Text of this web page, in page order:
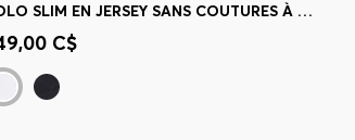
Achat rapide
taille)
POLO SLIM EN JERSEY SANS COUTURES À ZONES CIBLÉES
C$